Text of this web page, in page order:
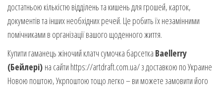
достатньою кількістю відділень та кишень для грошей, карток,
документів та інших необхідних речей. Це робить їх незамінними
помічниками в організації вашого щоденного життя.
Купити гаманець жіночий клатч сумочка барсетка Baellerry
(Бейлері) на сайти https://artdraft.com.ua/ з доставкою по Украине
Новою поштою, Укрпоштою тощо легко – ви можете замовити його